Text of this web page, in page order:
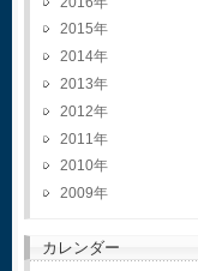
2015
2014
2013
2012
2011
2010
2009
カレンダー